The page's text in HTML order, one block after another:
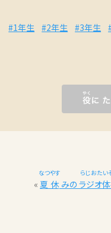
#1年生 #2年生 #3年生
« 夏休
なつやす
みのラジオ
らじおたい